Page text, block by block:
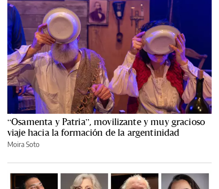
“Osamenta y Patria”, movilizante y muy gracioso
viaje hacia la formación de la argentinidad
Moira Soto